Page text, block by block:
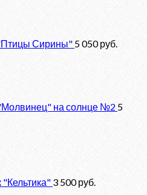
Сирины" 5 050руб.
на солнце №2 5
3 500руб.